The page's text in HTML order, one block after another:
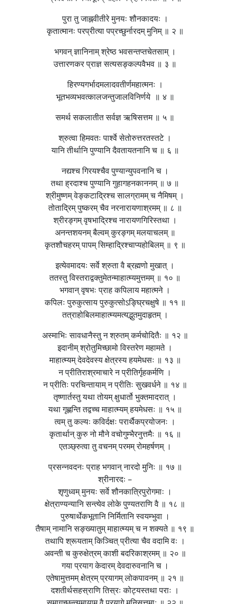
पुरा तु जाह्नवीतीरे मुनयः शौनकादयः ।
कृतात्मानः परप्रीत्या पप्रच्छुर्नारदम् मुनिम् ॥ २ ॥
भगवन् ज्ञानिनाम् श्रेष्ठ भवसन्तप्तचेतसाम् ।
उत्तारणकर प्राज्ञ सत्यसङ्कल्पवैभव ॥ ३ ॥
हिरण्यगर्भादमलादवतीर्णमहात्मनः ।
भूतभव्यभवत्कालजन्तुजालविनिर्णये ॥ ४ ॥
समर्थ सकलातीत सर्वज्ञ ऋषिसत्तम ॥ ५ ॥
श्रुत्वा हिमवतः पार्श्वे सेतोरुत्तरतस्तटे ।
यानि तीर्थानि पुण्यानि दैवतायतनानि च ॥ ६ ॥
नद्यश्च गिरयश्चैव पुण्यान्युपवनानि च ।
तथा ह्रदाश्च पुण्यानि गुहागहनकाननम् ॥ ७ ॥
श्रीमुष्णम् वेङ्कटाद्रिश्च सालग्रामम् च नैमिषम् ।
तोताद्रिम् पुष्करम् चैव नरनारायणाश्रमम् ॥ ८ ॥
श्रीरङ्गम् वृषभाद्रिश्च नारायणगिरिस्तथा ।
अनन्तशयनम् बैल्वम् कुरङ्गम् मलयाचलम् ॥
कृतशौचहरम् पापम् सिम्हाद्रिश्चाप्यहोबिलम् ॥ ९ ॥
इत्येवमादयः सर्वे श्रुता वै ब्रह्मणो मुखात् ।
ततस्तु विस्तराद्वक्तुमेतन्माहात्म्यमुत्तमम् ॥ १० ॥
भगवान् वृषभः प्राह कपिलाय महात्मने ।
कपिलः पुरुकुत्साय पुरुकुत्सोऽङ्घ्रिचक्षुषे ॥ ११ ॥
तत्राहोबिलमाहात्म्यमत्यद्भुतमुदाहृतम् ।
अस्माभिः सावधानैस्तु न श्रुतम् कर्मचोदितैः ॥ १२ ॥
इदानीम् श्रोतुमिच्छामो विस्तरेण महामते ।
माहात्म्यम् देवदेवस्य क्षेत्रस्य हयमेधसः ॥ १३ ॥
न प्रीतिराश्रमाचारे न प्रीतिर्गृहकर्मणि ।
न प्रीतिः परचिन्तायाम् न प्रीतिः सुखवर्धने ॥ १४ ॥
तृष्णार्तस्तु यथा तोयम् क्षुधार्तो भुक्तमादरात् ।
यथा गृह्णन्ति तद्वच्च माहात्म्यम् हयमेधसः ॥ १५ ॥
त्वम् तु कल्यः कविर्दक्षः परार्थैकप्रयोजनः ।
कृतार्थान् कुरु नो मौने वचोगुम्भैरनुत्तमैः ॥ १६ ॥
एतञ्छ्रुत्वा तु वचनम् परमम् रोमहर्षणम् ।
प्रसन्नवदनः प्राह भगवान् नारदो मुनिः ॥ १७ ॥
श्रीनारदः –
शृणुध्वम् मुनयः सर्वे शौनकात्रिपुरोगमाः ।
क्षेत्राण्यन्यानि सन्त्येव लोके पुण्यतराणि वै ॥ १८ ॥
पुरुषार्थेकभूतानि निर्मितानि स्वयम्भुवा ।
तैषाम् नामानि सङ्ख्यातुम् माहात्म्यम् च न शक्यते ॥ १९ ॥
तथापि श्रूयताम् किञ्चित् प्रीत्या चैव वदामि वः ।
अवन्ती च कुरुक्षेत्रम् काशी बदरिकाश्रमम् ॥ २० ॥
गया प्रयाग केदारम् देवदारुवनानि च ।
एतेषामुत्तमम् क्षेत्रम् प्रयागम् लोकपावनम् ॥ २१ ॥
दशतीर्थसहस्राणि तिस्रः कोट्यस्तथा पराः ।